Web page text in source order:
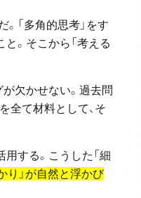
。「多角的思考」をす
。そこから「考える
が欠かせない。過去問
全て材料として、そ
する。こうした「細
り」が自然と浮かび